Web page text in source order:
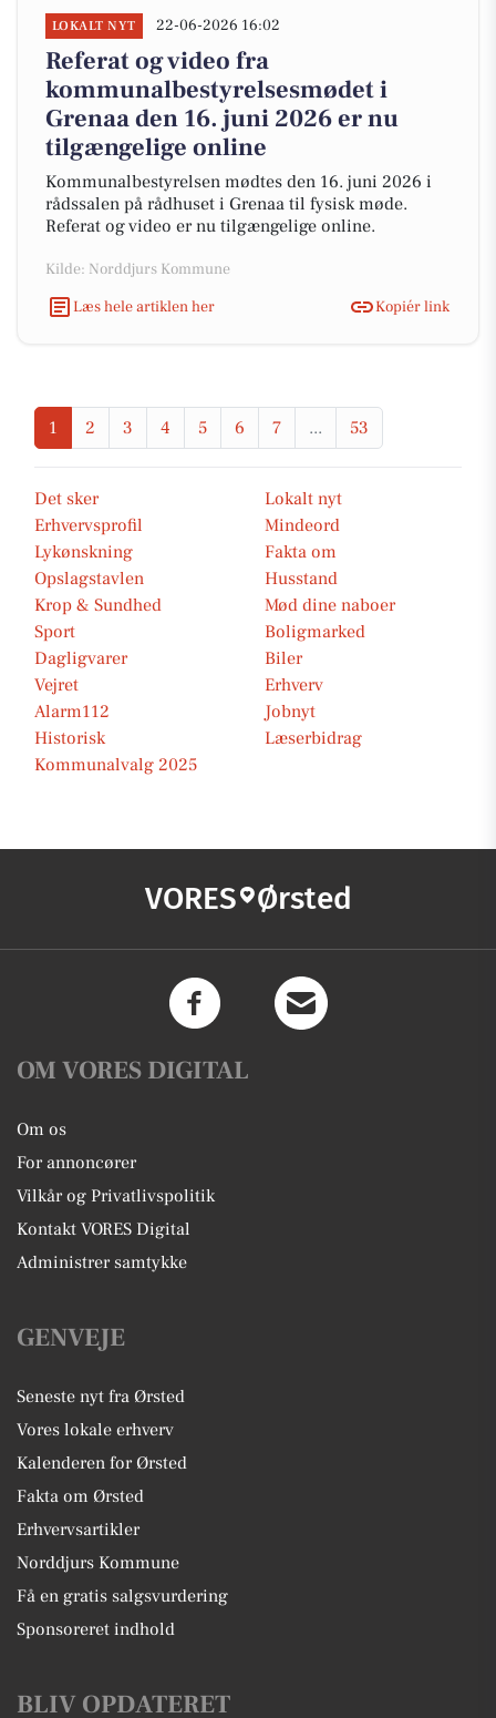
LOKALT NYT 22-06-2026 16:02
Referat og video fra
kommunalbestyrelsesmødet i
Grenaa den 16. juni 2026 er nu
tilgængelige online
Kommunalbestyrelsen mødtes den 16. juni 2026 i
rådssalen på rådhuset i Grenaa til fysisk møde.
Referat og video er nu tilgængelige online.
Kilde: Norddjurs Kommune
Læs hele artiklen her
Kopiér link
1 2 3 4 5 6 7 ... 53
Det sker
Lokalt nyt
Erhvervsprofil
Mindeord
Lykønskning
Fakta om
Opslagstavlen
Husstand
Krop & Sundhed
Mød dine naboer
Sport
Boligmarked
Dagligvarer
Biler
Vejret
Erhverv
Alarm112
Jobnyt
Historisk
Læserbidrag
Kommunalvalg 2025
VORES Ørsted
OM VORES DIGITAL
Om os
For annoncører
Vilkår og Privatlivspolitik
Kontakt VORES Digital
Administrer samtykke
GENVEJE
Seneste nyt fra Ørsted
Vores lokale erhverv
Kalenderen for Ørsted
Fakta om Ørsted
Erhvervsartikler
Norddjurs Kommune
Få en gratis salgsvurdering
Sponsoreret indhold
BLIV OPDATERET